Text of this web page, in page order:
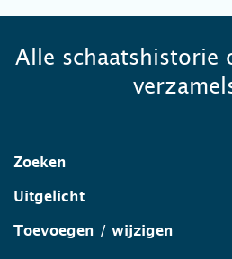
Alle schaatshistorie
Zoeken
Uitgelicht
Toevoegen / wijzigen